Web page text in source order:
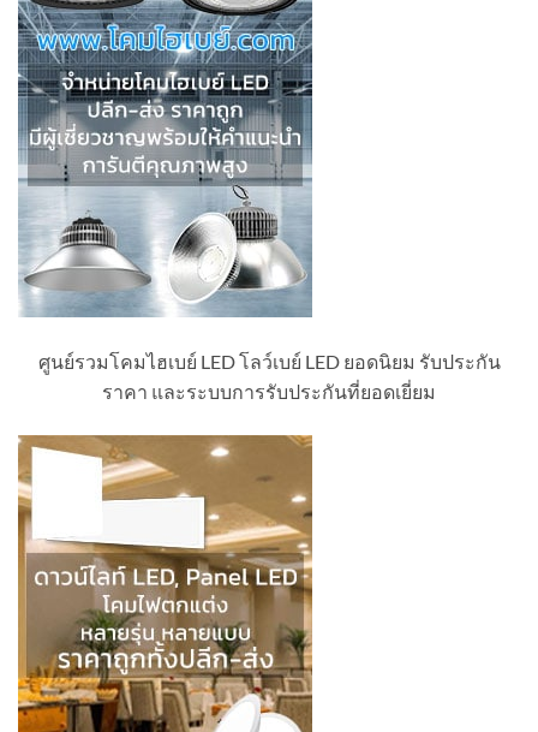
ศูนย์รวมโคมไฮเบย์ LED โลว์เบย์ LED ยอดนิยม รับประกัน
ราคา และระบบการรับประกันที่ยอดเยี่ยม